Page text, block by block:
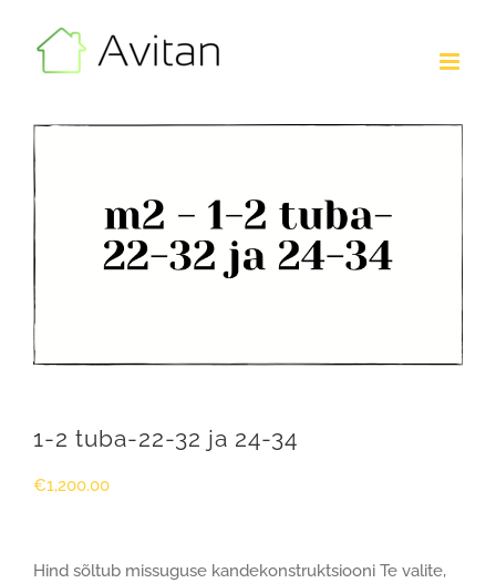
1-2 tuba-22-32 ja 24-34
€1,200.00
Hind sõltub missuguse kandekonstruktsiooni Te valite,